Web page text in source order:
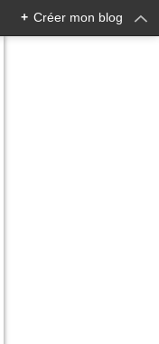
+ Créer mon blog